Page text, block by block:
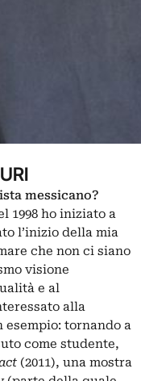
messicano?
1998 ho iniziato a
l’inizio della mia
che non ci siano
visione
e al
alla
tornando a
come studente,
(2011), una mostra